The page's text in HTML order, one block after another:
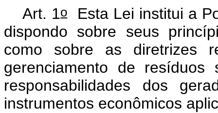
Art. 1oEsta Lei institui a
dispondo sobre seus
como sobre as diretrizes
gerenciamento de
responsabilidades dos
instrumentos econômicos